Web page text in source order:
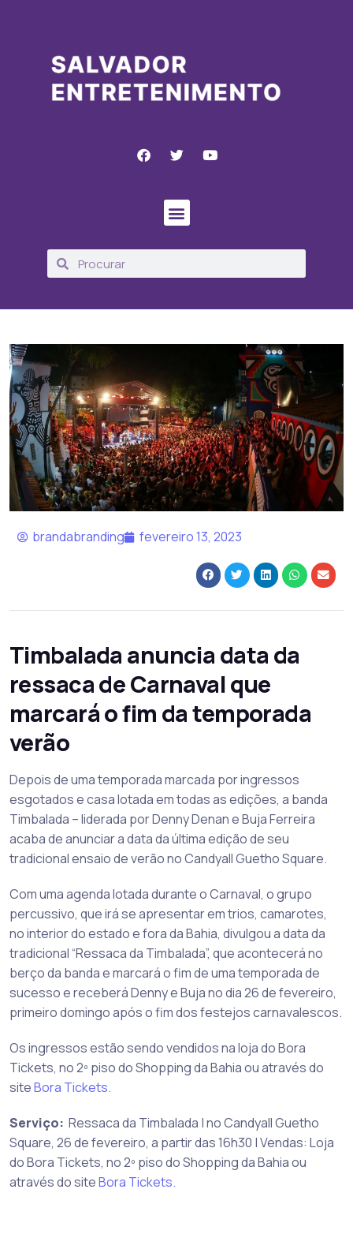
brandabranding fevereiro 13, 2023
Timbalada anuncia data da
ressaca de Carnaval que
marcará o fim da temporada
verão
Depois de uma temporada marcada por ingressos
esgotados e casa lotada em todas as edições, a banda
Timbalada – liderada por Denny Denan e Buja Ferreira
acaba de anunciar a data da última edição de seu
tradicional ensaio de verão no Candyall Guetho Square.
Com uma agenda lotada durante o Carnaval, o grupo
percussivo, que irá se apresentar em trios, camarotes,
no interior do estado e fora da Bahia, divulgou a data da
tradicional “Ressaca da Timbalada”, que acontecerá no
berço da banda e marcará o fim de uma temporada de
sucesso e receberá Denny e Buja no dia 26 de fevereiro,
primeiro domingo após o fim dos festejos carnavalescos.
Os ingressos estão sendo vendidos na loja do Bora
Tickets, no 2º piso do Shopping da Bahia ou através do
siteBora Tickets.
Serviço: Ressaca da Timbalada | no Candyall Guetho
Square, 26 de fevereiro, a partir das 16h30 | Vendas: Loja
do Bora Tickets, no 2º piso do Shopping da Bahia ou
através do siteBora Tickets.